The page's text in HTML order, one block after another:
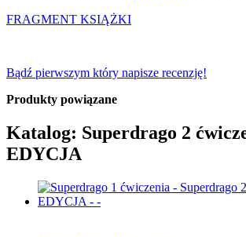
FRAGMENT KSIĄŻKI
Bądź pierwszym który napisze recenzję!
Produkty powiązane
Katalog: Superdrago 2
EDYCJA